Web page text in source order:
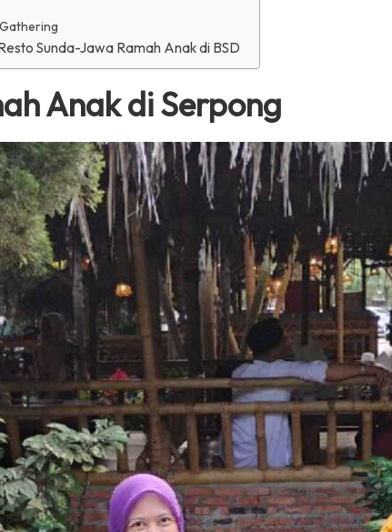
Sunda-Jawa Ramah Anak di BSD
Anak di Serpong